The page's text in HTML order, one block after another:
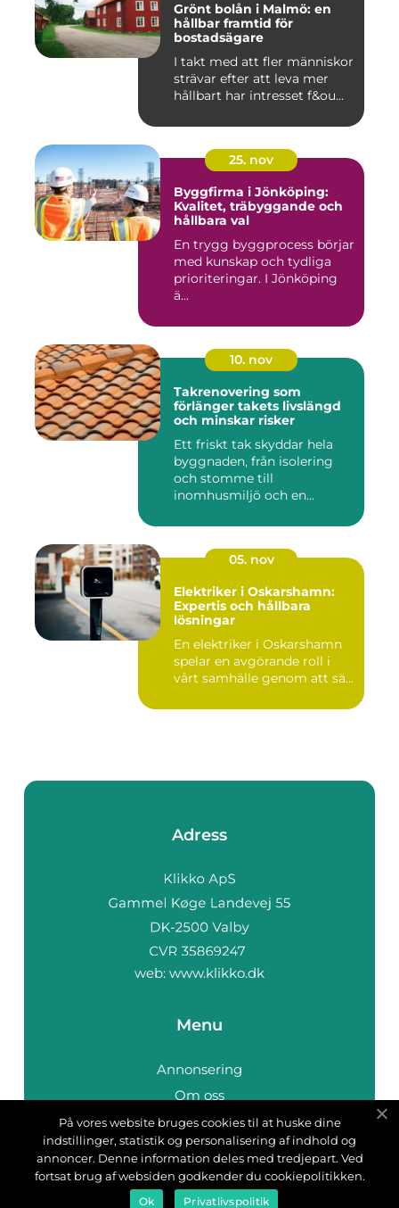
Grönt bolån i Malmö: en
hållbar framtid för
bostadsägare
I takt med att fler människor
strävar efter att leva mer
hållbart har intresset f&ou...
25. nov
Byggfirma i Jönköping:
Kvalitet, träbyggande och
hållbara val
En trygg byggprocess börjar
med kunskap och tydliga
prioriteringar. I Jönköping
ä...
10. nov
Takrenovering som
förlänger takets livslängd
och minskar risker
Ett friskt tak skyddar hela
byggnaden, från isolering
och stomme till
inomhusmiljö och en...
05. nov
Elektriker i Oskarshamn:
Expertis och hållbara
lösningar
En elektriker i Oskarshamn
spelar en avgörande roll i
vårt samhälle genom att sä...
Adress
web: www.klikko.dk
Menu
Annonsering
Om oss
Cookies
Kontakta oss
Sitemap
På vores website bruges cookies til at huske dine
indstillinger, statistik og personalisering af indhold og
annoncer. Denne information deles med tredjepart. Ved
fortsat brug af websiden godkender du cookiepolitikken.
Ok Privatlivspolitik